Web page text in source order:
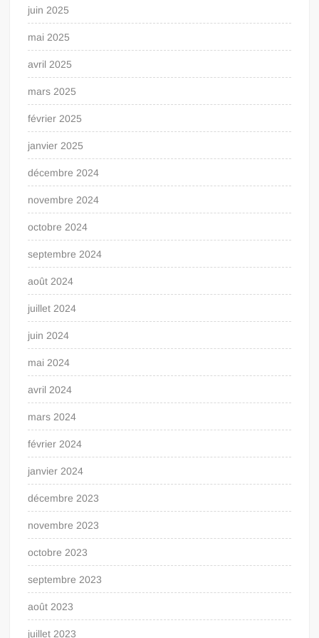
juin 2025
mai 2025
avril 2025
mars 2025
février 2025
janvier 2025
décembre 2024
novembre 2024
octobre 2024
septembre 2024
août 2024
juillet 2024
juin 2024
mai 2024
avril 2024
mars 2024
février 2024
janvier 2024
décembre 2023
novembre 2023
octobre 2023
septembre 2023
août 2023
juillet 2023